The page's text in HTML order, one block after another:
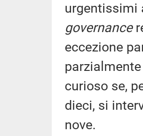
urgentissimi
governance
eccezione
curioso se,
dieci, si
nove.